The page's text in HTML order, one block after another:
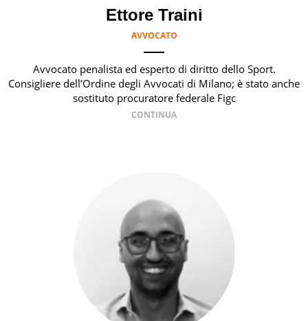
Ettore Traini
AVVOCATO
Avvocato penalista ed esperto di diritto dello Sport.
Consigliere dell’Ordine degli Avvocati di Milano; è stato anche
sostituto procuratore federale Figc